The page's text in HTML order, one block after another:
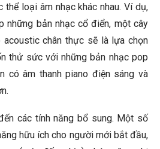
thể loại âm nhạc khác nhau. Ví dụ,
những bản nhạc cổ điển, một cây
acoustic chân thực sẽ là lựa chọn
thử sức với những bản nhạc pop
có âm thanh piano điện sáng và
các tính năng bổ sung. Một số
hữu ích cho người mới bắt đầu,